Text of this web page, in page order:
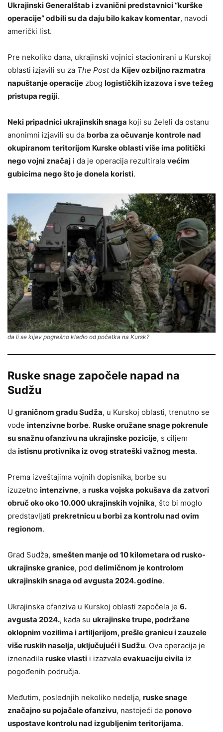
Ukrajinski Generalštab i zvanični predstavnici “kurške
operacije” odbili su da daju bilo kakav komentar, navodi
američki list.
Pre nekoliko dana, ukrajinski vojnici stacionirani u Kurskoj
oblasti izjavili su za The Postda Kijev ozbiljno razmatra
napuštanje operacije zbog logističkih izazova i sve težeg
pristupa regiji.
Neki pripadnici ukrajinskih snaga koji su želeli da ostanu
anonimni izjavili su da borba za očuvanje kontrole nad
okupiranom teritorijom Kurske oblasti više ima politički
nego vojni značaj i da je operacija rezultirala većim
gubicima nego što je donela koristi.
da li se kijev pogrešno kladio od početka na Kursk?
Ruske snage započele napad na
Sudžu
U graničnom gradu Sudža, u Kurskoj oblasti, trenutno se
vode intenzivne borbe. Ruske oružane snage pokrenule
su snažnu ofanzivu na ukrajinske pozicije, s ciljem
da istisnu protivnika iz ovog strateški važnog mesta.
Prema izveštajima vojnih dopisnika, borbe su
izuzetno intenzivne, a ruska vojska pokušava da zatvori
obruč oko oko 10.000 ukrajinskih vojnika, što bi moglo
predstavljati prekretnicu u borbi za kontrolu nad ovim
regionom.
Grad Sudža, smešten manje od 10 kilometara od rusko-
ukrajinske granice, pod delimičnom je kontrolom
ukrajinskih snaga od avgusta 2024. godine.
Ukrajinska ofanziva u Kurskoj oblasti započela je 6.
avgusta 2024., kada su ukrajinske trupe, podržane
oklopnim vozilima i artiljerijom, prešle granicu i zauzele
više ruskih naselja, uključujući i Sudžu. Ova operacija je
iznenadila ruske vlasti i izazvala evakuaciju civila iz
pogođenih područja.
Međutim, poslednjih nekoliko nedelja, ruske snage
značajno su pojačale ofanzivu, nastojeći da ponovo
uspostave kontrolu nad izgubljenim teritorijama.